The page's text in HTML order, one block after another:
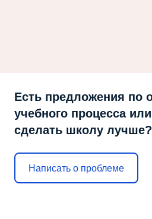
Есть предложения по
учебного процесса
сделать школу лучше?
Написать о проблеме